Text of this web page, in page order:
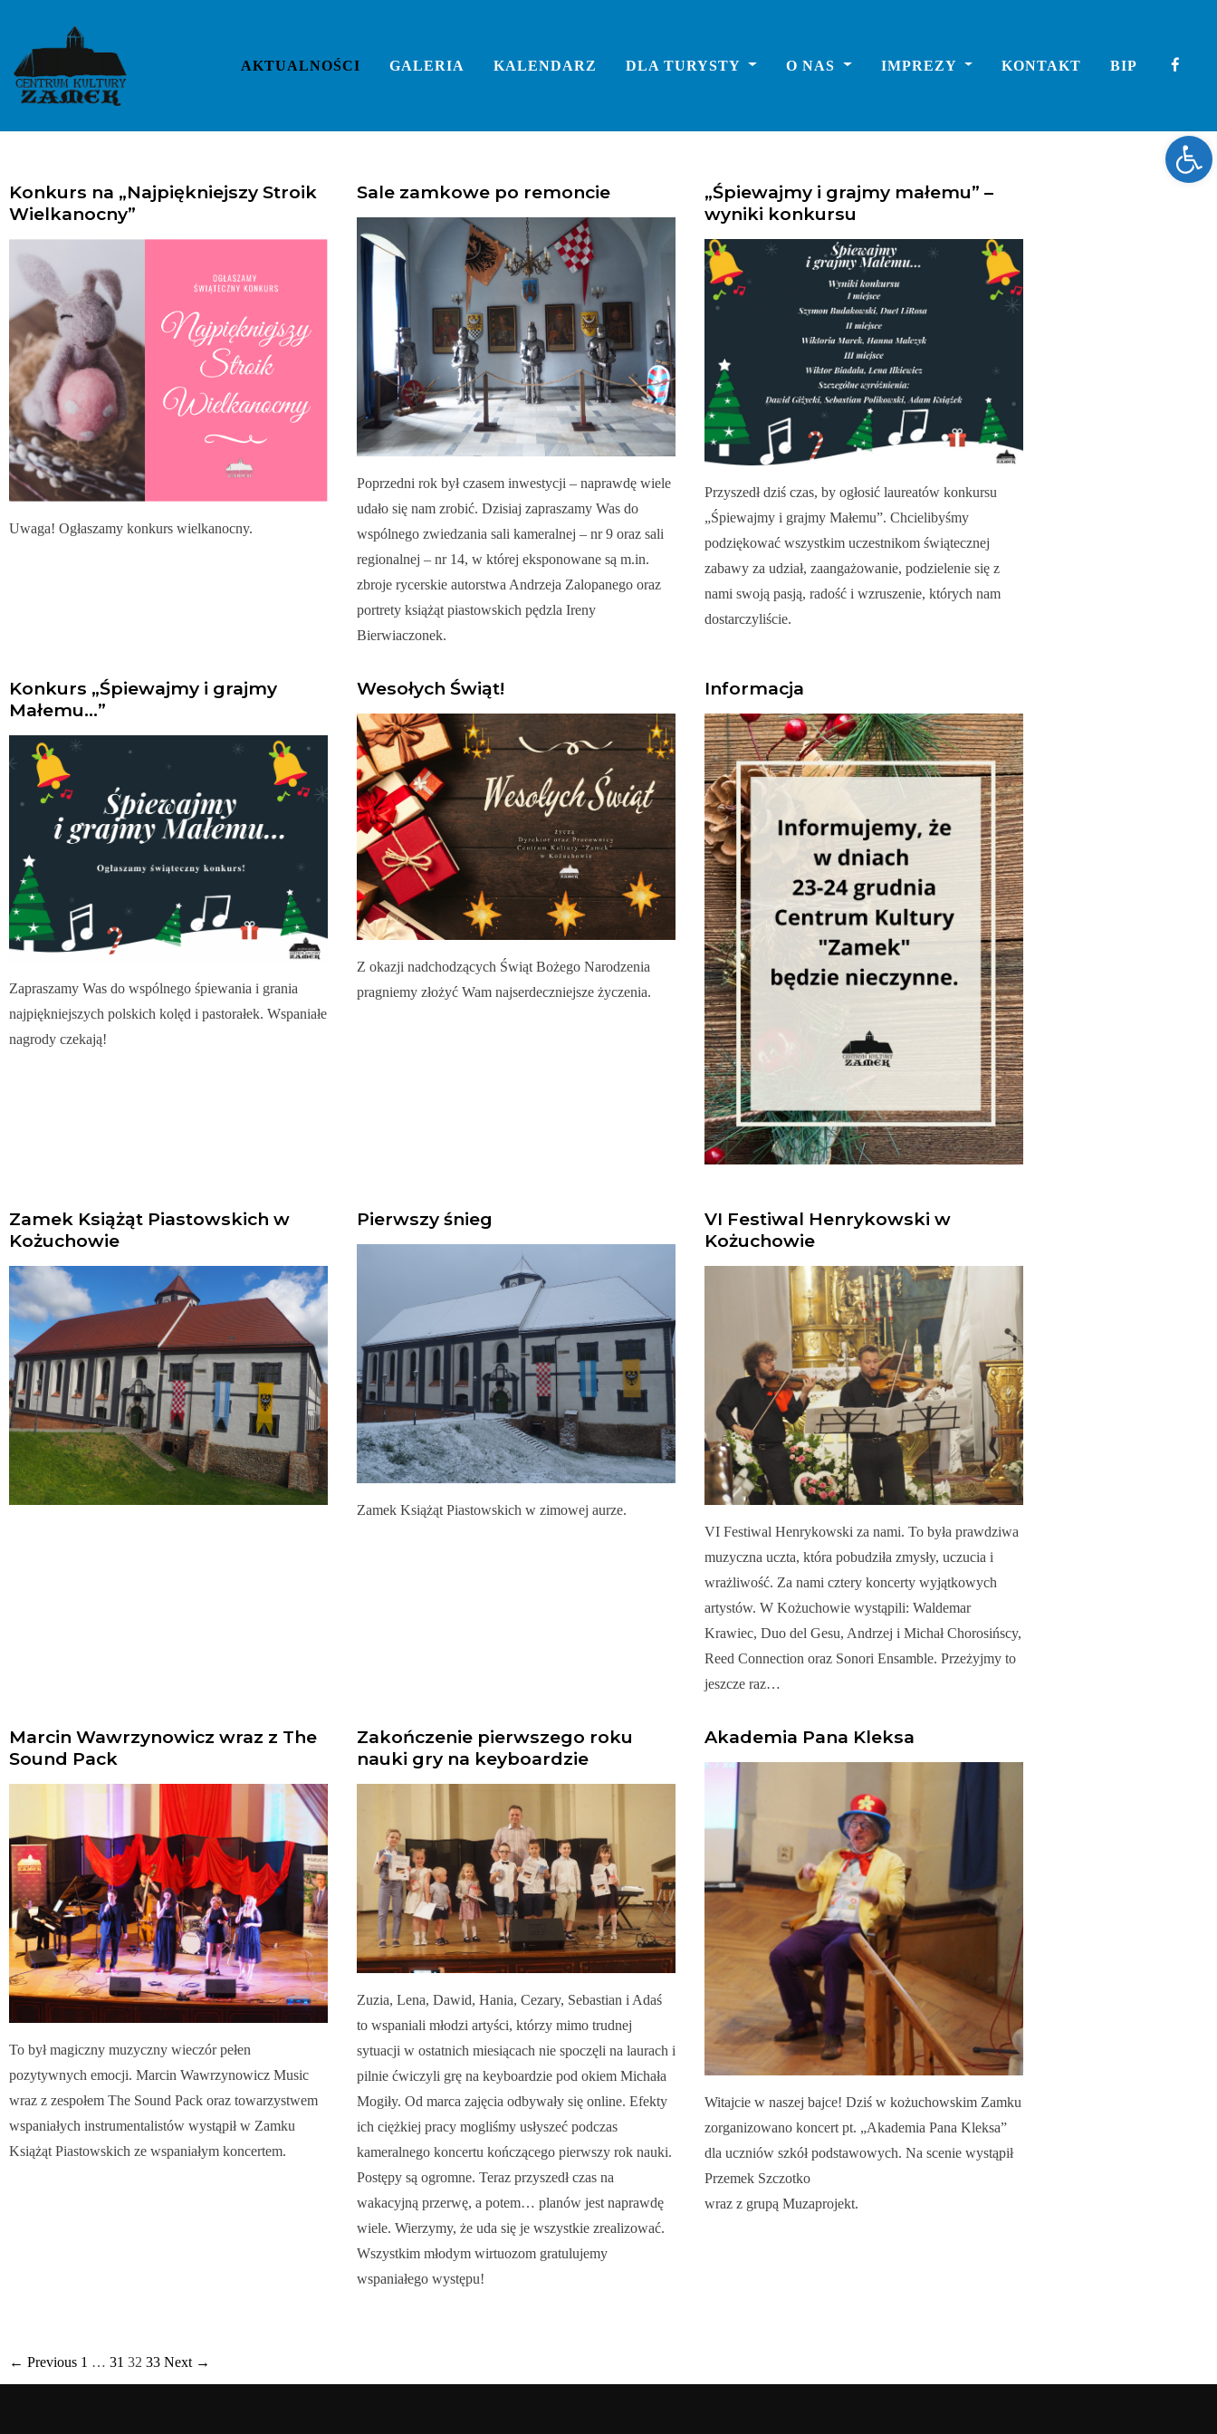
AKTUALNOŚCI GALERIA KALENDARZ DLA TURYSTY O NAS IMPREZY KONTAKT BIP
Konkurs na „Najpiękniejszy Stroik
Wielkanocny”
Uwaga! Ogłaszamy konkurs wielkanocny.
Sale zamkowe po remoncie
Poprzedni rok był czasem inwestycji – naprawdę wiele
udało się nam zrobić. Dzisiaj zapraszamy Was do
wspólnego zwiedzania sali kameralnej – nr 9 oraz sali
regionalnej – nr 14, w której eksponowane są m.in.
zbroje rycerskie autorstwa Andrzeja Zalopanego oraz
portrety książąt piastowskich pędzla Ireny
Bierwiaczonek.
„Śpiewajmy i grajmy małemu” –
wyniki konkursu
Przyszedł dziś czas, by ogłosić laureatów konkursu
„Śpiewajmy i grajmy Małemu”. Chcielibyśmy
podziękować wszystkim uczestnikom świątecznej
zabawy za udział, zaangażowanie, podzielenie się z
nami swoją pasją, radość i wzruszenie, których nam
dostarczyliście.
Konkurs „Śpiewajmy i grajmy
Małemu…”
Zapraszamy Was do wspólnego śpiewania i grania
najpiękniejszych polskich kolęd i pastorałek. Wspaniałe
nagrody czekają!
Wesołych Świąt!
Z okazji nadchodzących Świąt Bożego Narodzenia
pragniemy złożyć Wam najserdeczniejsze życzenia.
Informacja
Zamek Książąt Piastowskich w
Kożuchowie
Pierwszy śnieg
Zamek Książąt Piastowskich w zimowej aurze.
VI Festiwal Henrykowski w
Kożuchowie
VI Festiwal Henrykowski za nami. To była prawdziwa
muzyczna uczta, która pobudziła zmysły, uczucia i
wrażliwość. Za nami cztery koncerty wyjątkowych
artystów. W Kożuchowie wystąpili: Waldemar
Krawiec, Duo del Gesu, Andrzej i Michał Chorosińscy,
Reed Connection oraz Sonori Ensamble. Przeżyjmy to
jeszcze raz…
Marcin Wawrzynowicz wraz z The
Sound Pack
To był magiczny muzyczny wieczór pełen
pozytywnych emocji. Marcin Wawrzynowicz Music
wraz z zespołem The Sound Pack oraz towarzystwem
wspaniałych instrumentalistów wystąpił w Zamku
Książąt Piastowskich ze wspaniałym koncertem.
Zakończenie pierwszego roku
nauki gry na keyboardzie
Zuzia, Lena, Dawid, Hania, Cezary, Sebastian i Adaś
to wspaniali młodzi artyści, którzy mimo trudnej
sytuacji w ostatnich miesiącach nie spoczęli na laurach i
pilnie ćwiczyli grę na keyboardzie pod okiem Michała
Mogiły. Od marca zajęcia odbywały się online. Efekty
ich ciężkiej pracy mogliśmy usłyszeć podczas
kameralnego koncertu kończącego pierwszy rok nauki.
Postępy są ogromne. Teraz przyszedł czas na
wakacyjną przerwę, a potem… planów jest naprawdę
wiele. Wierzymy, że uda się je wszystkie zrealizować.
Wszystkim młodym wirtuozom gratulujemy
wspaniałego występu!
Akademia Pana Kleksa
Witajcie w naszej bajce! Dziś w kożuchowskim Zamku
zorganizowano koncert pt. „Akademia Pana Kleksa”
dla uczniów szkół podstawowych. Na scenie wystąpił
Przemek Szczotko
wraz z grupą Muzaprojekt.
← Previous 1 … 31 32 33 Next →